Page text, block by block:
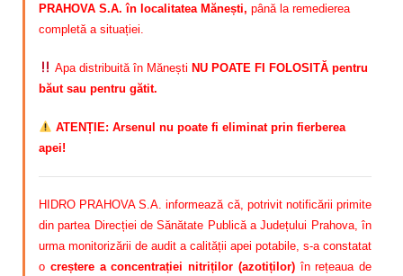
PRAHOVA S.A. în localitatea Mănești, până la remedierea
completă a situației.
Apa distribuită în Mănești NU POATE FI FOLOSITĂ pentru
băut sau pentru gătit.
ATENȚIE: Arsenul nu poate fi eliminat prin fierberea
apei!
HIDRO PRAHOVA S.A. informează că, potrivit notificării primite
din partea Direcției de Sănătate Publică a Județului Prahova, în
urma monitorizării de audit a calității apei potabile, s-a constatat
o creștere a concentrației nitriților (azotiților)în rețeaua de